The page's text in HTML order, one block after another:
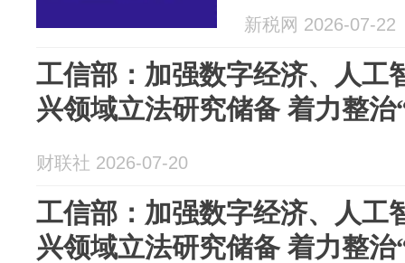
新税网 2026-07-22
工信部：加强数字经济、人工
兴领域立法研究储备 着力整治
财联社 2026-07-20
工信部：加强数字经济、人工
兴领域立法研究储备 着力整治